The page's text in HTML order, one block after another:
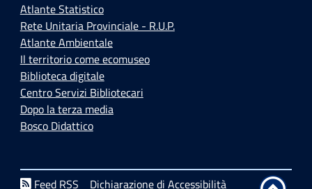
Atlante Statistico
Rete Unitaria Provinciale - R.U.P.
Atlante Ambientale
Il territorio come ecomuseo
Biblioteca digitale
Centro Servizi Bibliotecari
Dopo la terza media
Bosco Didattico
Feed RSS Dichiarazione di Accessibilità